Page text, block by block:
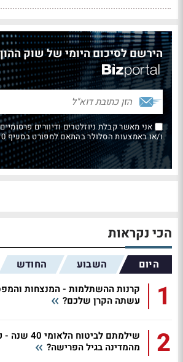
הירשם לסיכום היומי של שוק
אני מאשר קבלת ניוזלטרים ודיוורים
ו/או באמצעות הסלולר בהתאם למפורט בסעיף 10 בתנאי השימוש
הכי נקראות
היום השבוע החודש
1
קרנות ההשתלמות - המנצחות
עשתה הקרן שלכם?
2
שילמתם לביטוח
מהמדינה בגיל הפרישה?